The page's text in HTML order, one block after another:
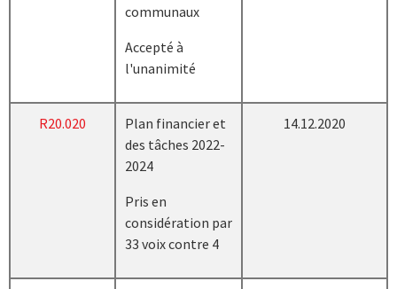
communaux
Accepté à
l'unanimité
R20.020
Plan financier et
des tâches 2022-
2024
Pris en
considération par
33 voix contre 4
14.12.2020